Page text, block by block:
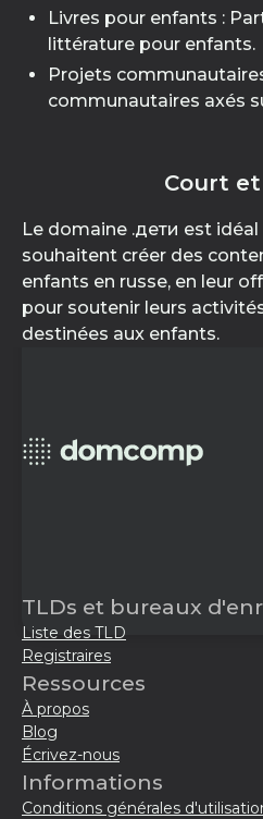
Livres pour enfants :
littérature pour enfants.
Projets
communautaires axés
Court
Le domaine .дети est
souhaitent créer des
enfants en russe, en leur
pour soutenir leurs
destinées aux enfants.
TLDs et bureaux
Liste des TLD
Registraires
Ressources
À propos
Blog
Écrivez-nous
Informations
Conditions générales